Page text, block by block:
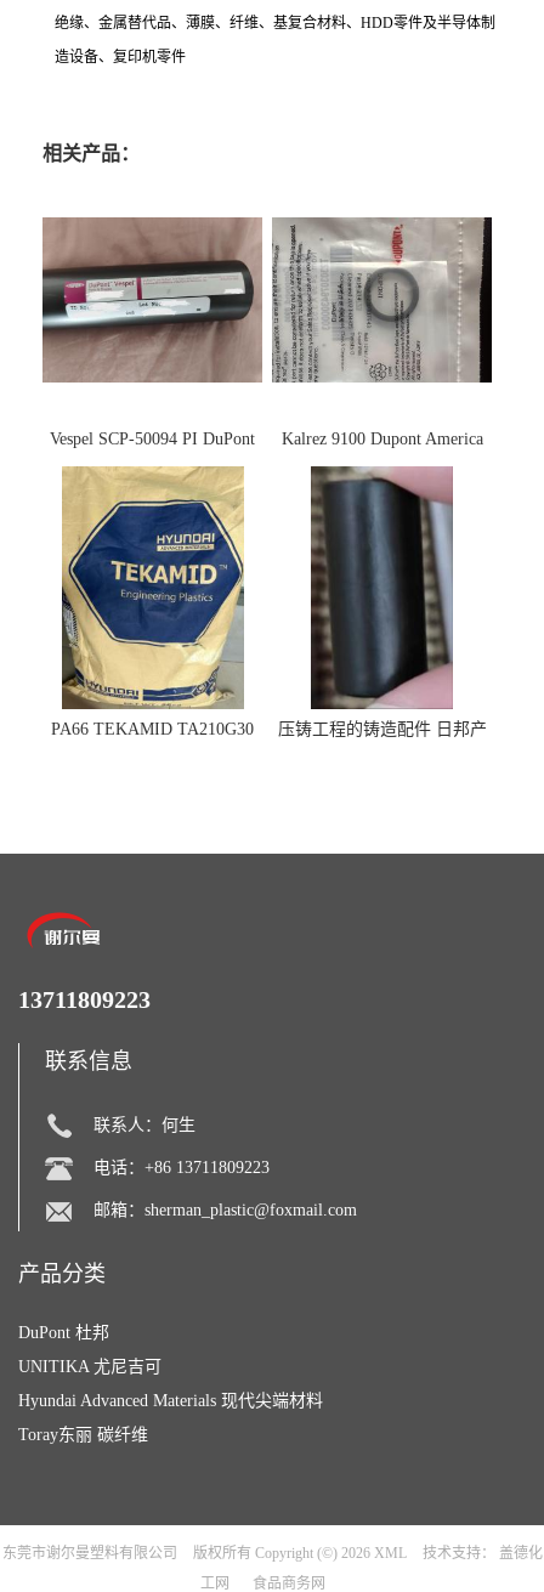
绝缘、金属替代品、薄膜、纤维、基复合材料、HDD零件及半导体制
造设备、复印机零件
相关产品：
Vespel SCP-50094 PI DuPont
杜邦
Kalrez 9100 Dupont America
杜邦 密封圈 半导体 面板
PA66 TEKAMID TA210G30
压铸工程的铸造配件 日邦产
13711809223
联系信息
联系人：何生
电话：+86 13711809223
邮箱： sherman_plastic@foxmail.com
产品分类
DuPont 杜邦
UNITIKA 尤尼吉可
Hyundai Advanced Materials 现代尖端材料
Toray东丽 碳纤维
东莞市谢尔曼塑料有限公司 版权所有 Copyright (©) 2026 XML 技术支持：
盖德化
工网
食品商务网